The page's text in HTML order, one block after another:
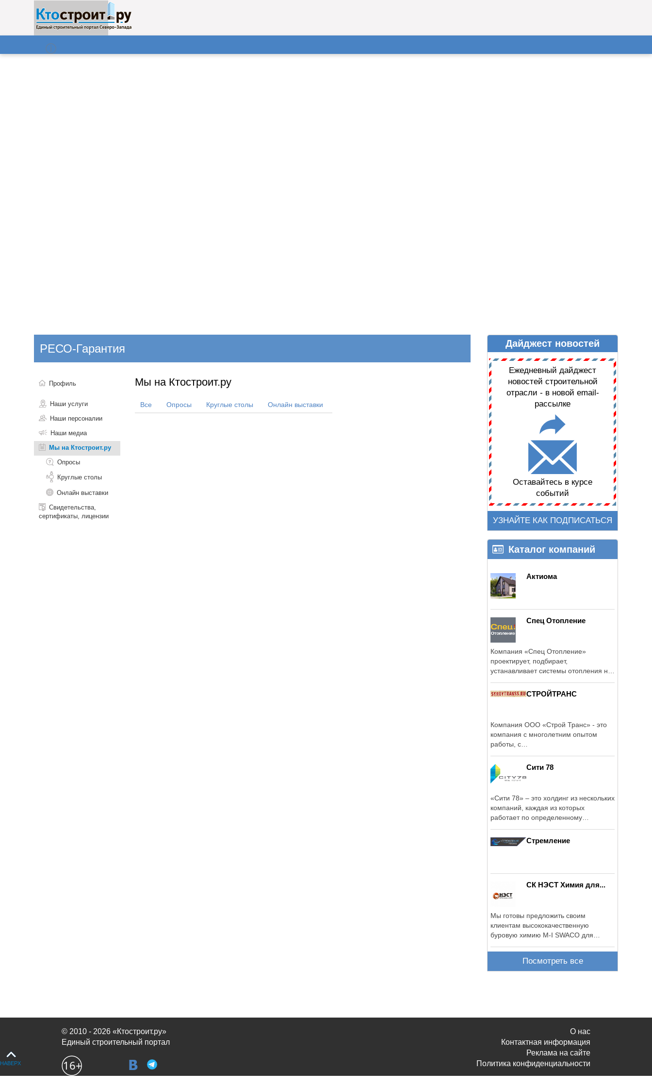
Поиск
НОВОСТИ ДАЙДЖЕСТ НОВОСТЕЙ
РЕСО-Гарантия
Профиль
Наши услуги
Наши персоналии
Наши медиа
Мы на Ктостроит.ру
Опросы
Круглые столы
Онлайн выставки
Свидетельства,
сертификаты, лицензии
Мы на Ктостроит.ру
Все Опросы Круглые столы Онлайн выставки
Дайджест новостей
Ежедневный дайджест
новостей строительной
отрасли - в новой email-
рассылке
Оставайтесь в курсе
событий
УЗНАЙТЕ КАК ПОДПИСАТЬСЯ
Каталог компаний
Актиома
Спец Отопление
Компания «Спец Отопление»
проектирует, подбирает,
устанавливает системы отопления на
СТРОЙТРАНС
Компания ООО «Строй Транс» - это
компания с многолетним опытом
работы, с
Сити 78
«Сити 78» – это холдинг из нескольких
компаний, каждая из которых
работает по определенному
Стремление
СК НЭСТ Химия для...
Мы готовы предложить своим
клиентам высококачественную
буровую химию M-I SWACO для
Посмотреть все
© 2010 - 2026 «Ктостроит.ру»
Единый строительный портал
О нас
Контактная информация
Реклама на сайте
Политика конфиденциальности
НАВЕРХ